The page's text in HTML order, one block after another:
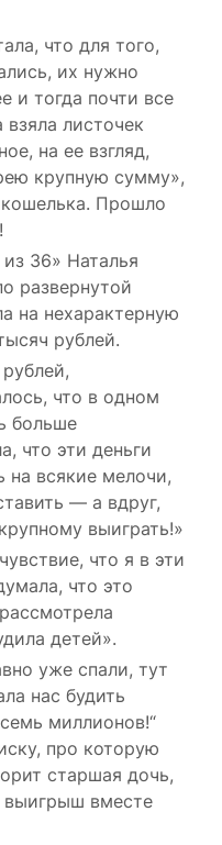
что для того,
их нужно
и тогда почти все
листочек
на ее взгляд,
крупную сумму»,
Прошло
36» Наталья
развернутой
на нехарактерную
рублей.
что в одном
больше
что эти деньги
на всякие мелочи,
— а вдруг,
выиграть!»
что я в эти
что это
детей».
уже спали, тут
нас будить
миллионов!“
про которую
старшая дочь,
выигрыш вместе